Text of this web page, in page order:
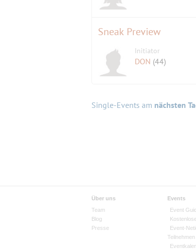
Sneak Preview
Initiator
DON (44)
Single-Events am nächsten
Über uns
Team
Blog
Presse
Events
Event
Event-
Teilnehmen